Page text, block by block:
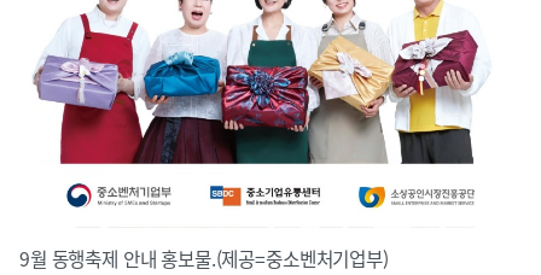
9월 동행축제 안내 홍보물.(제공=중소벤처기업부)